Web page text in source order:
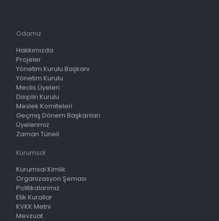
Odamız
Hakkımızda
Projeler
Yönetim Kurulu Başkanı
Yönetim Kurulu
Meclis Üyeleri
Disiplin Kurulu
Meslek Komiteleri
Geçmiş Dönem Başkanları
Üyelerimiz
Zaman Tüneli
Kurumsal
Kurumsal Kimlik
Organizasyon Şeması
Politikalarımız
Etik Kurallar
KVKK Metni
Mevzuat